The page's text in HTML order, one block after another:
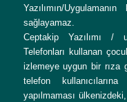
Yazılımın/
sağlayamaz.
Ceptakip Yazılımı /
Telefonları kullanan
izlemeye uygun bir rıza
telefon
yapılmaması